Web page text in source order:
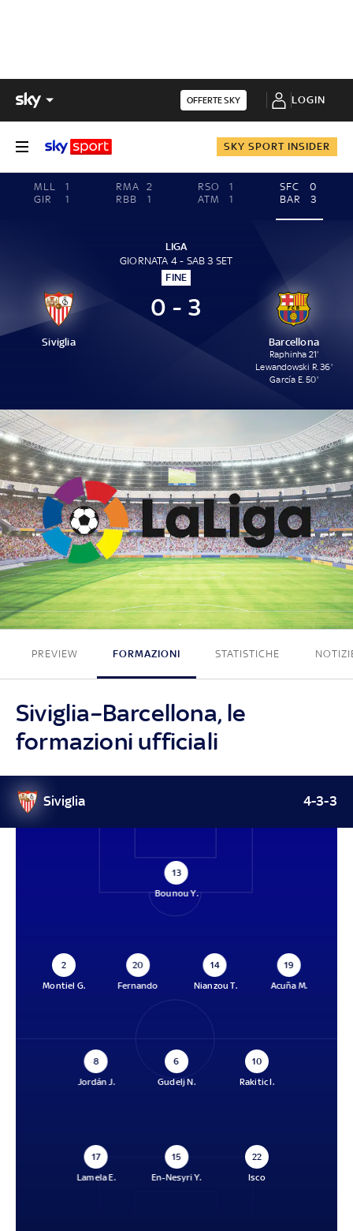
OFFERTE SKY LOGIN
SKY SPORT INSIDER
MLL
1
GIR
1
RMA
2
RBB
1
RSO
1
ATM
1
SFC
0
BAR
3
LIGA
GIORNATA 4 - SAB 3 SET
FINE
Siviglia
0 - 3
Barcellona
Raphinha 21'
Lewandowski R. 36'
García E. 50'
0 - 3
PREVIEW FORMAZIONI STATISTICHE
Siviglia–Barcellona, le
formazioni ufficiali
Siviglia 4-3-3
13
Bounou Y.
2
Montiel G.
20
Fernando
14
Nianzou T.
19
Acuña M.
8
Jordán J.
6
Gudelj N.
10
Rakitic I.
17
Lamela E.
15
En-Nesyri Y.
22
Isco